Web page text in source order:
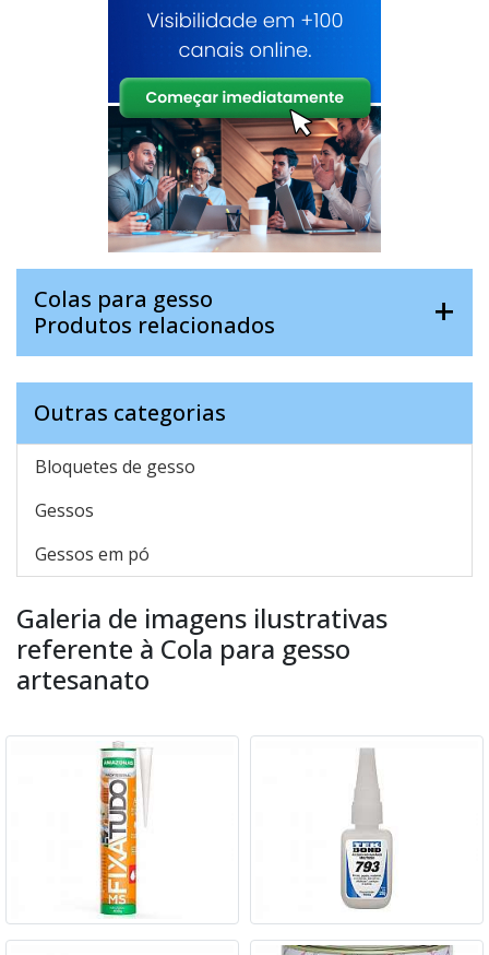
Colas para gesso
Produtos relacionados
Outras categorias
Bloquetes de gesso
Gessos
Gessos em pó
Galeria de imagens ilustrativas
referente à Cola para gesso
artesanato